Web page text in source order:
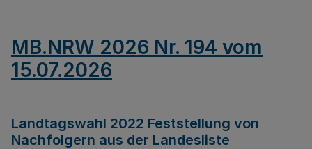
MB.NRW 2026 Nr. 194 vom
15.07.2026
Landtagswahl 2022 Feststellung von
Nachfolgern aus der Landesliste